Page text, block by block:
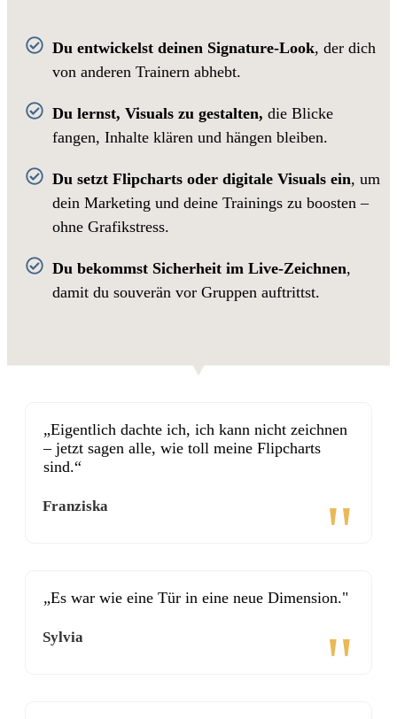
Du entwickelst deinen Signature-Look, der dich
von anderen Trainern abhebt.
Du lernst, Visuals zu gestalten, die Blicke
fangen, Inhalte klären und hängen bleiben.
Du setzt Flipcharts oder digitale Visuals ein, um
dein Marketing und deine Trainings zu boosten –
ohne Grafikstress.
Du bekommst Sicherheit im Live-Zeichnen,
damit du souverän vor Gruppen auftrittst.
„Eigentlich dachte ich, ich kann nicht zeichnen
– jetzt sagen alle, wie toll meine Flipcharts
sind.“
Franziska "
„Es war wie eine Tür in eine neue Dimension."
Sylvia "